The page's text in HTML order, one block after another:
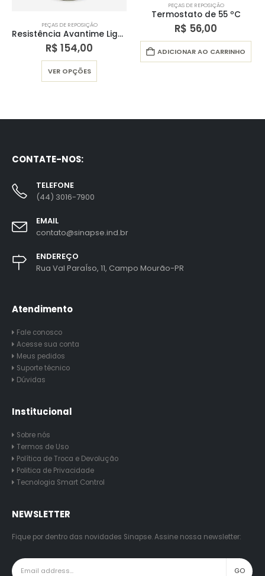
PEÇAS DE REPOSIÇÃO
Resistência Avantime Light/Serial
R$ 154,00
VER OPÇÕES
Este produto tem várias variantes. As opções podem ser escolhidas na página do produto
PEÇAS DE REPOSIÇÃO
Termostato de 55 ºC
R$ 56,00
ADICIONAR AO CARRINHO
CONTATE-NOS:
TELEFONE
(44) 3016-7900
EMAIL
contato@sinapse.ind.br
ENDEREÇO
Rua Val ParaÍso, 11, Campo Mourão-PR
Atendimento
Fale conosco
Acesse sua conta
Meus pedidos
Suporte técnico
Dúvidas
Institucional
Sobre nós
Termos de Uso
Política de Troca e Devolução
Politica de Privacidade
Tecnologia Smart Control
NEWSLETTER
Fique por dentro das novidades Sinapse. Assine nossa newsletter: